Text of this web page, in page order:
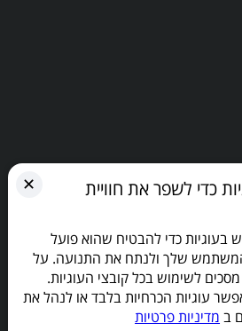
✕
כדי לשפר את חוויית
כדי להבטיח שהוא פועל
המשתמש שלך ולנתח את התנועה. על
לשימוש בכל קובצי העוגיות.
עוגיות הכרחיות בלבד או לנהל את
ב מדיניות פרטיות